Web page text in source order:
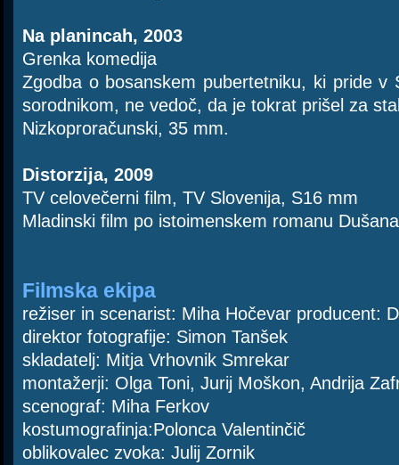
Na planincah, 2003
Grenka komedija
Zgodba o bosanskem pubertetniku, ki pride v
sorodnikom, ne vedoč, da je tokrat prišel za
Nizkoproračunski, 35 mm.
Distorzija, 2009
TV celovečerni film, TV Slovenija, S16 mm
Mladinski film po istoimenskem romanu
Filmska ekipa
režiser in scenarist: Miha Hočevar producent:
direktor fotografije: Simon Tanšek
skladatelj: Mitja Vrhovnik Smrekar
montažerji: Olga Toni, Jurij Moškon, Andrija
scenograf: Miha Ferkov
kostumografinja:Polonca Valentinčič
oblikovalec zvoka: Julij Zornik